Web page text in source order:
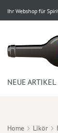
Ihr Webshop für
NEUE ARTIKEL
Home Likör